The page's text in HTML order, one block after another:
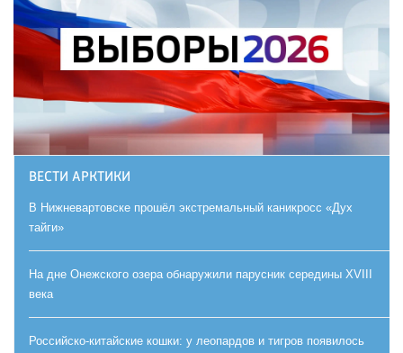
ВЕСТИ АРКТИКИ
В Нижневартовске прошёл экстремальный каникросс «Дух
тайги»
На дне Онежского озера обнаружили парусник середины XVIII
века
Российско-китайские кошки: у леопардов и тигров появилось